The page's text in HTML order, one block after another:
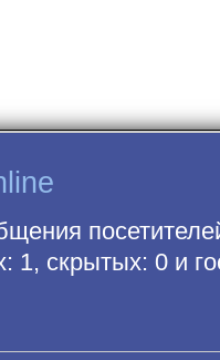
1, скрытых: 0 и